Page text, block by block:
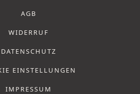
AGB
WIDERRUF
DATENSCHUTZ
EINSTELLUNGEN
IMPRESSUM